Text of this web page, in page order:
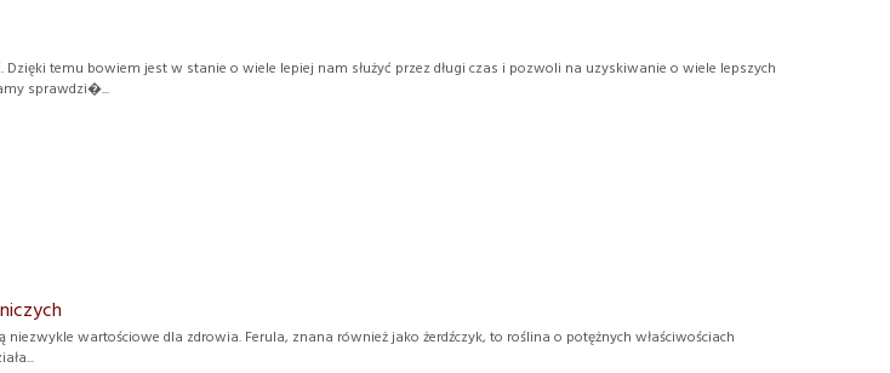
temu bowiem jest w stanie o wiele lepiej nam służyć przez długi czas i pozwoli na uzyskiwanie o wiele lepszych
sprawdzi�...
niezwykle wartościowe dla zdrowia. Ferula, znana również jako żerdźczyk, to roślina o potężnych właściwościach